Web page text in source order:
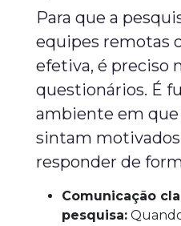
Para que a
equipes remotas
efetiva, é preciso
questionários. É
ambiente em que
sintam motivados
responder de
Comunicação
pesquisa: